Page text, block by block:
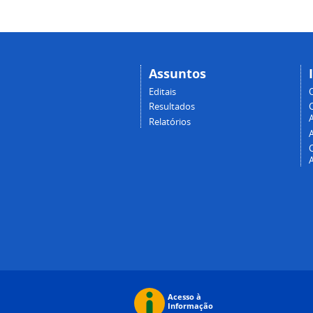
Assuntos
Editais
Resultados
Relatórios